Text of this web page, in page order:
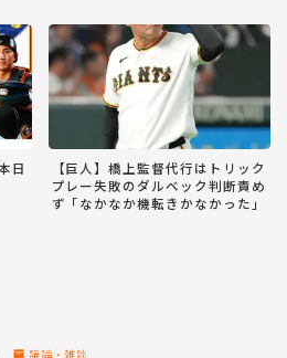
日
【巨人】橋上監督代行はトリック
プレー失敗のダルベック判断責め
ず「なかなか機転きかなかった」
議論・雑談